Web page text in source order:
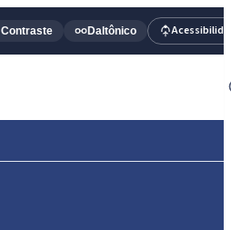
Contraste Daltônico